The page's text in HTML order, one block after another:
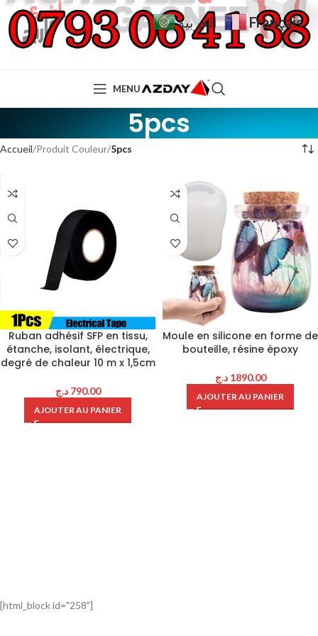
MENU
5pcs
Accueil Produit Couleur 5pcs
Ruban adhésif SFP en tissu,
étanche, isolant, électrique,
degré de chaleur 10 m x 1,5cm
790.00 د.ج
AJOUTER AU PANIER
Moule en silicone en forme de
bouteille, résine époxy
1890.00 د.ج
AJOUTER AU PANIER
[html_block id="258"]
العربية Français